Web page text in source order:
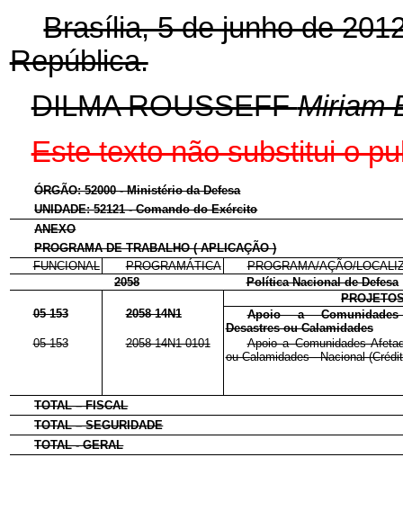
Brasília, 5 de junho de
República.
DILMA ROUSSEFFMiriam
Este texto não substitui o
ÓRGÃO: 52000 - Ministério da Defesa
UNIDADE: 52121 - Comando do Exército
ANEXO
PROGRAMA DE TRABALHO ( APLICAÇÃO )
FUNCIONAL
PROGRAMÁTICA
PROGRAMA/AÇÃO/
2058
Política Nacional de Defesa
05 153
2058 14N1
Apoio a
Desastres ou Calamidades
05 153
2058 14N1 0101
Apoio a Comunidades
ou Calamidades - Nacional
TOTAL – FISCAL
TOTAL – SEGURIDADE
TOTAL - GERAL